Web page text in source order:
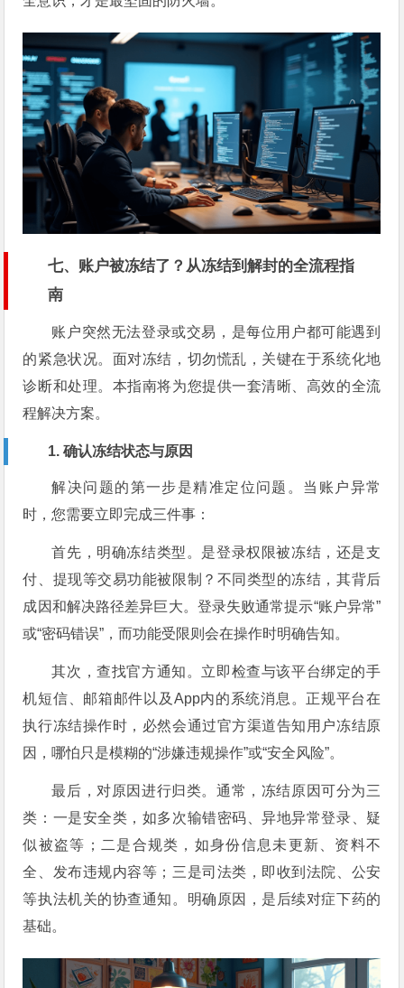
七、账户被冻结了？从冻结到解封的全流程指
南
账户突然无法登录或交易，是每位用户都可能遇到
的紧急状况。面对冻结，切勿慌乱，关键在于系统化地
诊断和处理。本指南将为您提供一套清晰、高效的全流
程解决方案。
1. 确认冻结状态与原因
解决问题的第一步是精准定位问题。当账户异常
时，您需要立即完成三件事：
首先，明确冻结类型。是登录权限被冻结，还是支
付、提现等交易功能被限制？不同类型的冻结，其背后
成因和解决路径差异巨大。登录失败通常提示“账户异常”
或“密码错误”，而功能受限则会在操作时明确告知。
其次，查找官方通知。立即检查与该平台绑定的手
机短信、邮箱邮件以及App内的系统消息。正规平台在
执行冻结操作时，必然会通过官方渠道告知用户冻结原
因，哪怕只是模糊的“涉嫌违规操作”或“安全风险”。
最后，对原因进行归类。通常，冻结原因可分为三
类：一是安全类，如多次输错密码、异地异常登录、疑
似被盗等；二是合规类，如身份信息未更新、资料不
全、发布违规内容等；三是司法类，即收到法院、公安
等执法机关的协查通知。明确原因，是后续对症下药的
基础。